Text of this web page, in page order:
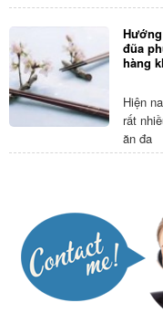
đũa
hàng
Hiện
rất
ăn đa